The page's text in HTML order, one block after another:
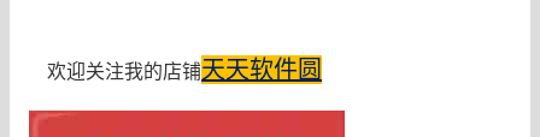
欢迎关注我的店铺天天软件圆